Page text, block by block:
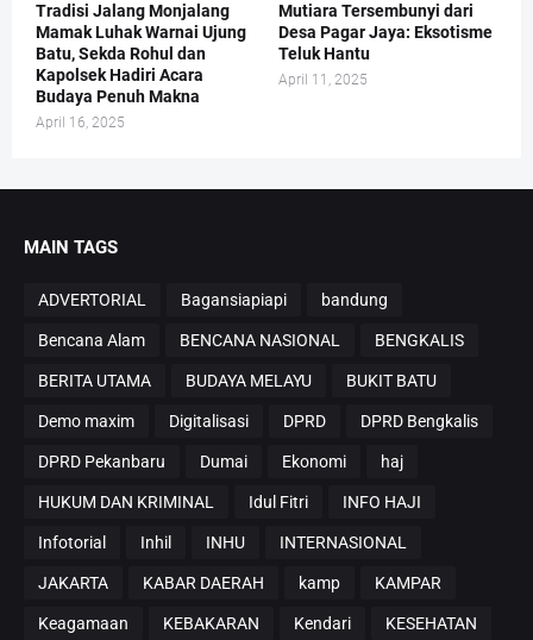
Tradisi Jalang Monjalang
Mamak Luhak Warnai Ujung
Batu, Sekda Rohul dan
Kapolsek Hadiri Acara
Budaya Penuh Makna
April 16, 2025
Mutiara Tersembunyi dari
Desa Pagar Jaya: Eksotisme
Teluk Hantu
April 11, 2025
MAIN TAGS
ADVERTORIAL Bagansiapiapi bandung
Bencana Alam BENCANA NASIONAL BENGKALIS
BERITA UTAMA BUDAYA MELAYU BUKIT BATU
Demo maxim Digitalisasi DPRD DPRD Bengkalis
DPRD Pekanbaru Dumai Ekonomi haj
HUKUM DAN KRIMINAL Idul Fitri INFO HAJI
Infotorial Inhil INHU INTERNASIONAL
JAKARTA KABAR DAERAH kamp KAMPAR
Keagamaan KEBAKARAN Kendari KESEHATAN